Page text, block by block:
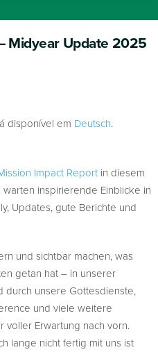
Midyear Update 2025
disponível em Deutsch.
Impact Report in diesem
inspirierende Einblicke in
Updates, gute Berichte und
und sichtbar machen, was
getan hat – in unserer
durch unsere Gottesdienste,
und viele weitere
voller Erwartung nach vorn.
lange nicht fertig mit uns ist